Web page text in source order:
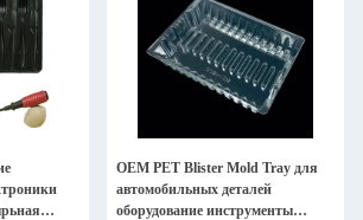
OEM PET Blister Mold Tray для
автомобильных деталей
оборудование инструменты